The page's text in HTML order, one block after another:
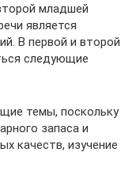
младшей
является
В первой и второй
следующие
темы, поскольку
запаса и
качеств, изучение